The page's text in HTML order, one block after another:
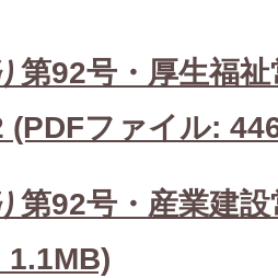
第92号・厚生福
(PDFファイル:
第92号・産業建
1.1MB)